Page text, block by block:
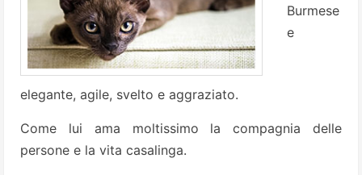
Burmese
e
elegante, agile, svelto e aggraziato.
Come lui ama moltissimo la compagnia delle
persone e la vita casalinga.